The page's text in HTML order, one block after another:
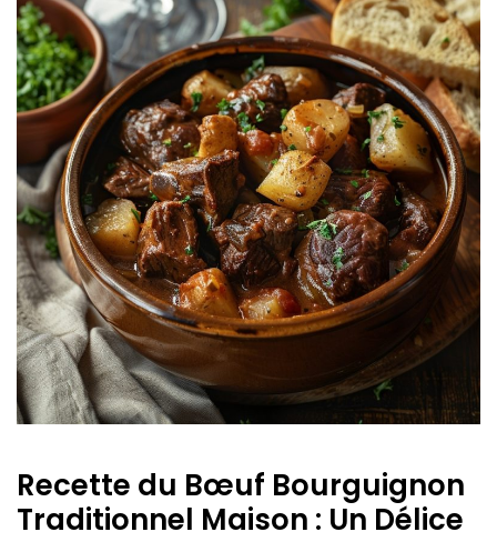
Recette du Bœuf Bourguignon
Traditionnel Maison : Un Délice